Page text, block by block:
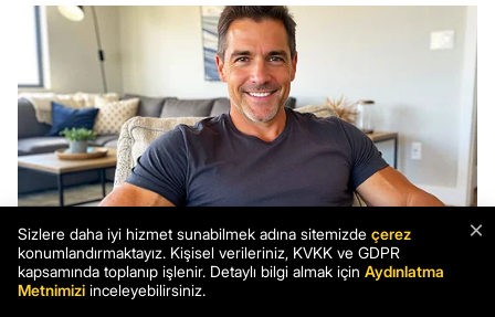
×
Sizlere daha iyi hizmet sunabilmek adına sitemizde çerez
konumlandırmaktayız. Kişisel verileriniz, KVKK ve GDPR
kapsamında toplanıp işlenir. Detaylı bilgi almak için Aydınlatma
Metnimizi inceleyebilirsiniz.